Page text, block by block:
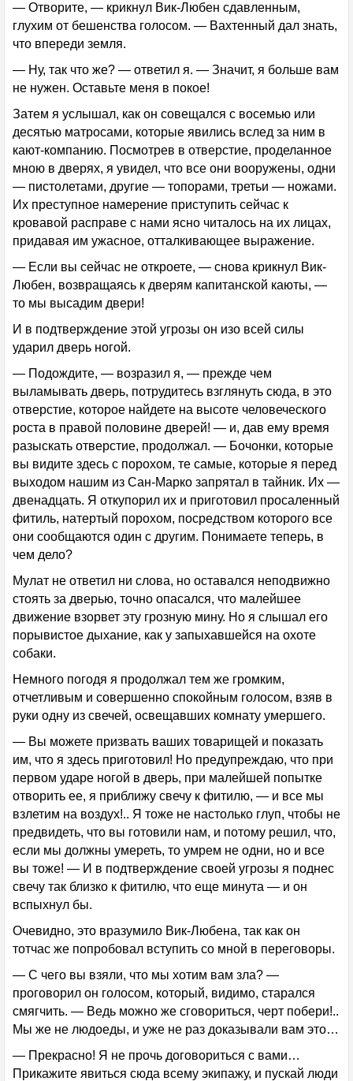
— Отворите, — крикнул Вик-Любен сдавленным,
глухим от бешенства голосом. — Вахтенный дал знать,
что впереди земля.
— Ну, так что же? — ответил я. — Значит, я больше вам
не нужен. Оставьте меня в покое!
Затем я услышал, как он совещался с восемью или
десятью матросами, которые явились вслед за ним в
кают-компанию. Посмотрев в отверстие, проделанное
мною в дверях, я увидел, что все они вооружены, одни
— пистолетами, другие — топорами, третьи — ножами.
Их преступное намерение приступить сейчас к
кровавой расправе с нами ясно читалось на их лицах,
придавая им ужасное, отталкивающее выражение.
— Если вы сейчас не откроете, — снова крикнул Вик-
Любен, возвращаясь к дверям капитанской каюты, —
то мы высадим двери!
И в подтверждение этой угрозы он изо всей силы
ударил дверь ногой.
— Подождите, — возразил я, — прежде чем
выламывать дверь, потрудитесь взглянуть сюда, в это
отверстие, которое найдете на высоте человеческого
роста в правой половине дверей! — и, дав ему время
разыскать отверстие, продолжал. — Бочонки, которые
вы видите здесь с порохом, те самые, которые я перед
выходом нашим из Сан-Марко запрятал в тайник. Их —
двенадцать. Я откупорил их и приготовил просаленный
фитиль, натертый порохом, посредством которого все
они сообщаются один с другим. Понимаете теперь, в
чем дело?
Мулат не ответил ни слова, но оставался неподвижно
стоять за дверью, точно опасался, что малейшее
движение взорвет эту грозную мину. Но я слышал его
порывистое дыхание, как у запыхавшейся на охоте
собаки.
Немного погодя я продолжал тем же громким,
отчетливым и совершенно спокойным голосом, взяв в
руки одну из свечей, освещавших комнату умершего.
— Вы можете призвать ваших товарищей и показать
им, что я здесь приготовил! Но предупреждаю, что при
первом ударе ногой в дверь, при малейшей попытке
отворить ее, я приближу свечу к фитилю, — и все мы
взлетим на воздух!.. Я тоже не настолько глуп, чтобы не
предвидеть, что вы готовили нам, и потому решил, что,
если мы должны умереть, то умрем не одни, но и все
вы тоже! — И в подтверждение своей угрозы я поднес
свечу так близко к фитилю, что еще минута — и он
вспыхнул бы.
Очевидно, это вразумило Вик-Любена, так как он
тотчас же попробовал вступить со мной в переговоры.
— С чего вы взяли, что мы хотим вам зла? —
проговорил он голосом, который, видимо, старался
смягчить. — Ведь можно же сговориться, черт побери!..
Мы же не людоеды, и уже не раз доказывали вам это…
— Прекрасно! Я не прочь договориться с вами…
Прикажите явиться сюда всему экипажу, и пускай люди